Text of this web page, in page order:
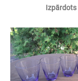
Izpārdots